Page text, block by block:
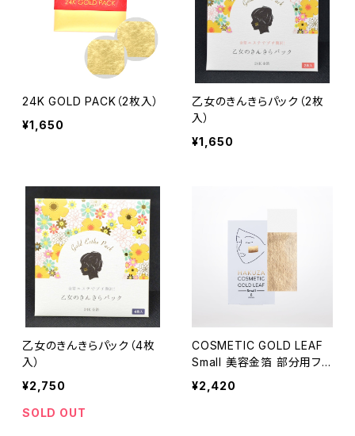
24K GOLD PACK（2枚入）
¥1,650
乙女のきんきらパック（2枚
入）
¥1,650
乙女のきんきらパック（4枚
入）
¥2,750
SOLD OUT
COSMETIC GOLD LEAF
Small 美容金箔 部分用フェ
イスパック8枚入
¥2,420